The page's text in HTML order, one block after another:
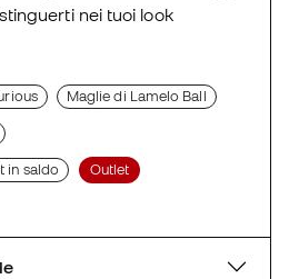
nei tuoi look
Maglie di Lamelo Ball
in saldo Outlet